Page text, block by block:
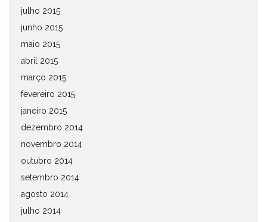
julho 2015
junho 2015
maio 2015
abril 2015
março 2015
fevereiro 2015
janeiro 2015
dezembro 2014
novembro 2014
outubro 2014
setembro 2014
agosto 2014
julho 2014